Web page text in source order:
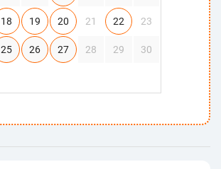
18 19 20 21 22 23
25 26 27 28 29 30